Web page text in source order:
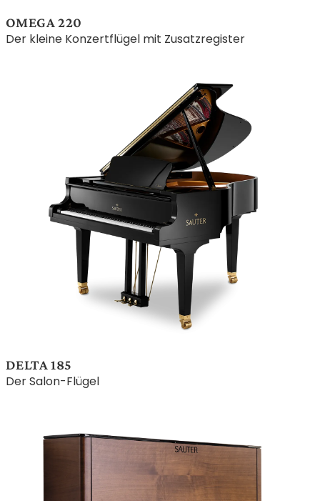
OMEGA 220
Der kleine Konzertflügel mit Zusatzregister
DELTA 185
Der Salon-Flügel